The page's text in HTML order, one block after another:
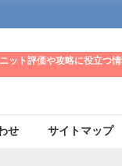
ット評価や攻略に役立つ
せ サイトマップ